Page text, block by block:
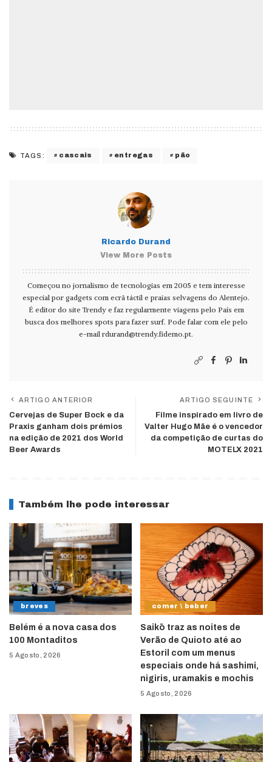
TAGS: cascais entregas pão
Ricardo Durand
View More Posts
Começou no jornalismo de tecnologias em 2005 e tem interesse
especial por gadgets com ecrã táctil e praias selvagens do Alentejo.
É editor do site Trendy e faz regularmente viagens pelo País em
busca dos melhores spots para fazer surf. Pode falar com ele pelo
e-mail rdurand@trendy.fidemo.pt.
ARTIGO ANTERIOR
Cervejas de Super Bock e da
Praxis ganham dois prémios
na edição de 2021 dos World
Beer Awards
ARTIGO SEGUINTE
Filme inspirado em livro de
Valter Hugo Mãe é o vencedor
da competição de curtas do
MOTELX 2021
Também lhe pode interessar
breves
Belém é a nova casa dos
100 Montaditos
5 Agosto, 2026
comer \ beber
Saikō traz as noites de
Verão de Quioto até ao
Estoril com um menus
especiais onde há sashimi,
nigiris, uramakis e mochis
5 Agosto, 2026